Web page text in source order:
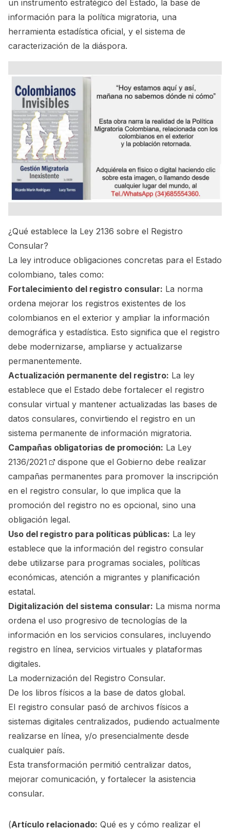
un instrumento estratégico del Estado, la base de
información para la política migratoria, una
herramienta estadística oficial, y el sistema de
caracterización de la diáspora.
¿Qué establece la Ley 2136 sobre el Registro
Consular?
La ley introduce obligaciones concretas para el Estado
colombiano, tales como:
Fortalecimiento del registro consular: La norma
ordena mejorar los registros existentes de los
colombianos en el exterior y ampliar la información
demográfica y estadística. Esto significa que el registro
debe modernizarse, ampliarse y actualizarse
permanentemente.
Actualización permanente del registro: La ley
establece que el Estado debe fortalecer el registro
consular virtual y mantener actualizadas las bases de
datos consulares, convirtiendo el registro en un
sistema permanente de información migratoria.
Campañas obligatorias de promoción: La Ley
2136/2021
dispone que el Gobierno debe realizar
campañas permanentes para promover la inscripción
en el registro consular, lo que implica que la
promoción del registro no es opcional, sino una
obligación legal.
Uso del registro para políticas públicas: La ley
establece que la información del registro consular
debe utilizarse para programas sociales, políticas
económicas, atención a migrantes y planificación
estatal.
Digitalización del sistema consular: La misma norma
ordena el uso progresivo de tecnologías de la
información en los servicios consulares, incluyendo
registro en línea, servicios virtuales y plataformas
digitales.
La modernización del Registro Consular.
De los libros físicos a la base de datos global.
El registro consular pasó de archivos físicos a
sistemas digitales centralizados, pudiendo actualmente
realizarse en línea, y/o presencialmente desde
cualquier país.
Esta transformación permitió centralizar datos,
mejorar comunicación, y fortalecer la asistencia
consular.
(Artículo relacionado: Qué es y cómo realizar el